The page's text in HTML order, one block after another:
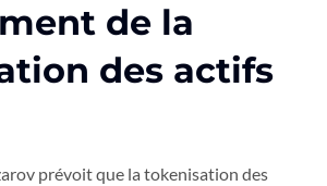
de la
des actifs
prévoit que la tokenisation des